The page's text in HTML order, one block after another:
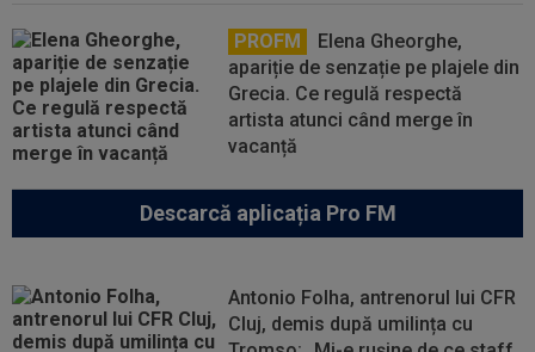
PROFM
Elena Gheorghe,
apariție de senzație pe plajele din
Grecia. Ce regulă respectă
artista atunci când merge în
vacanță
Descarcă aplicația Pro FM
Antonio Folha, antrenorul lui CFR
Cluj, demis după umilința cu